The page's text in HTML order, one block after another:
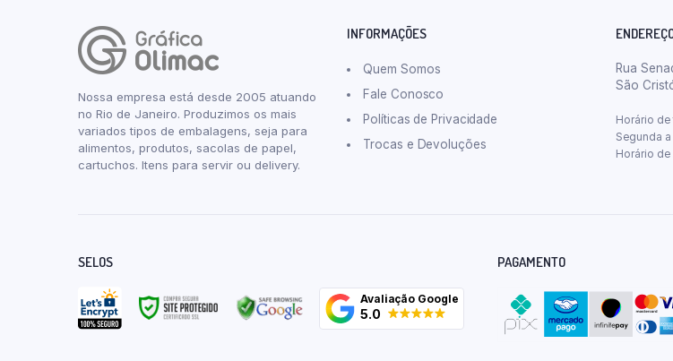
Nossa empresa está desde 2005 atuando
no Rio de Janeiro. Produzimos os mais
variados tipos de embalagens, seja para
alimentos, produtos, sacolas de papel,
cartuchos. Itens para servir ou delivery.
INFORMAÇÕES
Quem Somos
Fale Conosco
Políticas de Privacidade
Trocas e Devoluções
Rua
São
Horário
Segunda
Horário
SELOS
Avaliação Google
5.0
PAGAMENTO